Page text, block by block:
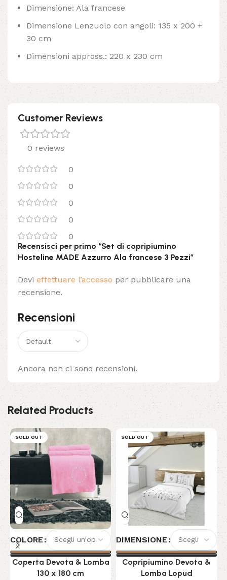
Dimensione: Ala francese
Dimensione Lenzuolo con angoli: 135 x 200 +
30 cm
Dimensioni appross.: 220 x 230 cm
Customer Reviews
0 reviews
0
0
0
0
0
Recensioni
Ancora non ci sono recensioni.
Recensisci per primo “Set di copripiumino
Hosteline MADE Azzurro Ala francese 3 Pezzi”
Devi effettuare l’accesso per pubblicare una
recensione.
Related Products
SOLD OUT
COLORE
Coperta Devota & Lomba
130 x 180 cm
SOLD OUT
DIMENSIONE
Copripiumino Devota &
Lomba Lopud